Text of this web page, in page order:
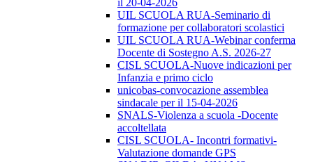
il 20-04-2026
UIL SCUOLA RUA-Seminario di
formazione per collaboratori scolastici
UIL SCUOLA RUA-Webinar conferma
Docente di Sostegno A.S. 2026-27
CISL SCUOLA-Nuove indicazioni per
Infanzia e primo ciclo
unicobas-convocazione assemblea
sindacale per il 15-04-2026
SNALS-Violenza a scuola -Docente
accoltellata
CISL SCUOLA- Incontri formativi-
Valutazione domande GPS